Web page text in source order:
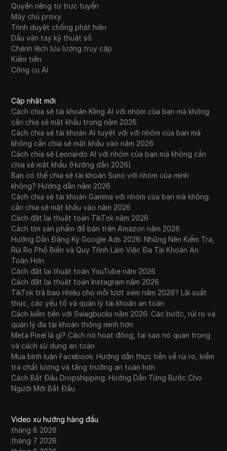
Yahoo Gemini
YouTube
YouTube Premium
Zalando
Quyền riêng tư trực tuyến
Máy chủ proxy
Trình duyệt chống phát hiện
Dấu vân tay kỹ thuật số
Chênh lệch lưu lượng truy cập
Kiếm tiền
Công cụ AI
Cập nhật mới
Cách chia sẻ tài khoản Kling AI với nhóm của bạn mà không
cần chia sẻ mật khẩu trong năm 2026
Cách chia sẻ tài khoản AI tuyệt vời với nhóm của bạn mà
không cần chia sẻ mật khẩu vào năm 2026
Cách chia sẻ Leonardo AI với nhóm của bạn mà không cần
chia sẻ mật khẩu (Hướng dẫn 2026)
Bạn có thể chia sẻ tài khoản Suno với nhóm của mình
không? Hướng dẫn năm 2026
Cách chia sẻ tài khoản Gamma với nhóm của bạn mà không
cần chia sẻ mật khẩu vào năm 2026
Cách đặt lại thuật toán TikTok năm 2026
Cách tìm sản phẩm để bán trên Amazon năm 2026
Hướng Dẫn Đăng Ký Google Ads 2026: Những Nên Kiểm Tra,
Rủi Ro Phổ Biến và Quy Trình Làm Việc Đa Tài Khoản An
Toàn Hơn
Cách đặt lại thuật toán YouTube năm 2026
Cách đặt lại thuật toán Instagram năm 2026
TikTok trả bao nhiêu cho mỗi lượt xem năm 2026? Lãi suất
thực, các yếu tố và quản lý tài khoản an toàn
Cách kiếm tiền với Swagbucks năm 2026: Các bước, rủi ro và
quản lý đa tài khoản thông minh hơn
Meta Pixel là gì? Cách nó hoạt động, tại sao nó quan trọng
và cách sử dụng an toàn
Mua bình luận Facebook: Hướng dẫn thực tiễn về rủi ro, kiểm
tra chất lượng và tăng trưởng an toàn hơn
Cách Bắt Đầu Dropshipping: Hướng Dẫn Từng Bước Cho
Người Mới Bắt Đầu
Video xu hướng hàng đầu
tháng 8 2026
tháng 7 2026